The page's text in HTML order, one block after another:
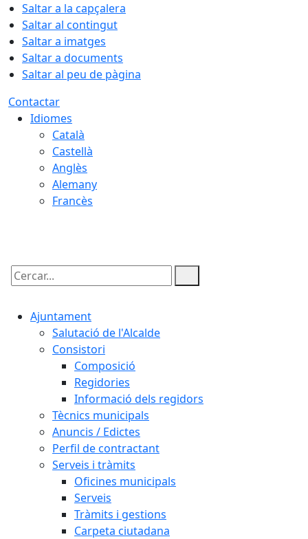
Saltar a la capçalera
Saltar al contingut
Saltar a imatges
Saltar a documents
Saltar al peu de pàgina
Contactar
Idiomes
Català
Castellà
Anglès
Alemany
Francès
Cercar:
Ajuntament
Salutació de l'Alcalde
Consistori
Composició
Regidories
Informació dels regidors
Tècnics municipals
Anuncis / Edictes
Perfil de contractant
Serveis i tràmits
Oficines municipals
Serveis
Tràmits i gestions
Carpeta ciutadana